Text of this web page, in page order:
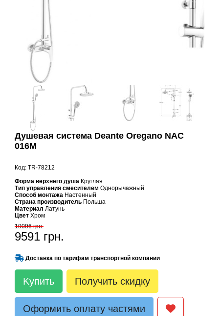
Душевая система Deante Oregano NAC
016М
Код: TR-78212
Форма верхнего душа Круглая
Тип управления смесителем Однорычажный
Способ монтажа Настенный
Страна производитель Польша
Материал Латунь
Цвет Хром
10096 грн.
9591 грн.
Доставка по тарифам транспортной компании
Kупить Получить скидку
Оформить оплату частями